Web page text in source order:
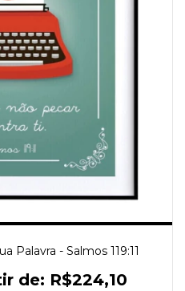
Palavra - Salmos 119:11
R$224,10